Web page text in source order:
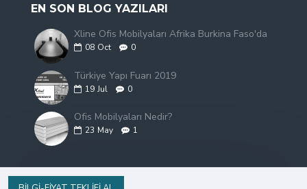
EN SON BLOG YAZILARI
Xline Ofis Mobilyaları Afrika Burkina Faso'da
08 Oct 0
Türkiye Yapı Fuarı 2019
19 Jul 0
Ofis Mobilyaları Nedir?
23 May 1